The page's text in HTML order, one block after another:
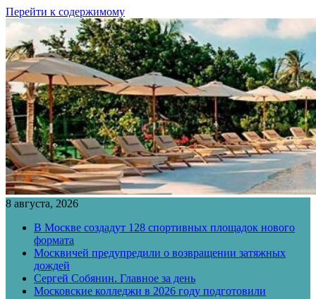
Перейти к содержимому
8 августа, 2026
В Москве создадут 128 спортивных площадок нового
формата
Москвичей предупредили о возвращении затяжных
дождей
Сергей Собянин. Главное за день
Московские колледжи в 2026 году подготовили